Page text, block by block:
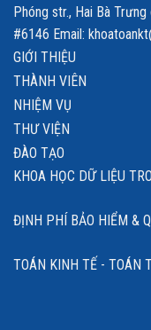
Phóng str., Hai Bà
#6146 Email:
GIỚI THIỆU
THÀNH VIÊN
NHIỆM VỤ
THƯ VIỆN
ĐÀO TẠO
KHOA HỌC DỮ LIỆU
ĐỊNH PHÍ BẢO HIỂM &
TOÁN KINH TẾ - TOÁN